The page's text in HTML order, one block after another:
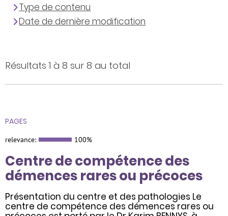
Résultats 1 à 8 sur 8 au total
PAGES
relevance: 100%
Centre de compétence des
démences rares ou précoces
Présentation du centre et des pathologies Le
centre de compétence des démences rares ou
Type de contenu
Date de dernière modification